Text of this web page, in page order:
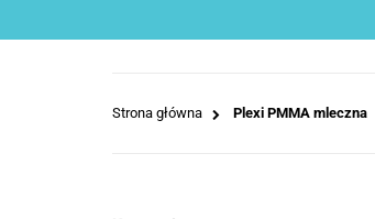
Strona główna Plexi PMMA mleczna